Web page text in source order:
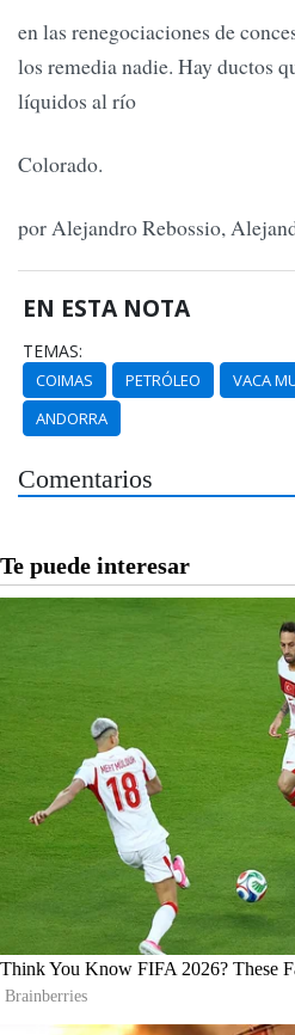
en las renegociaciones de
los remedia nadie. Hay ductos
líquidos al río
Colorado.
por Alejandro Rebossio,
EN ESTA NOTA
TEMAS:
COIMAS PETRÓLEO VACA
ANDORRA
Comentarios